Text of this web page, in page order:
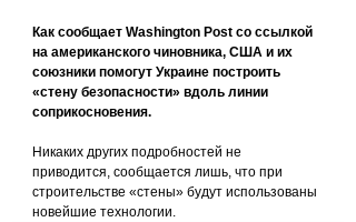
Как сообщает Washington Post со ссылкой
на американского чиновника, США и их
союзники помогут Украине построить
«стену безопасности» вдоль линии
соприкосновения.
Никаких других подробностей не
приводится, сообщается лишь, что при
строительстве «стены» будут использованы
новейшие технологии.